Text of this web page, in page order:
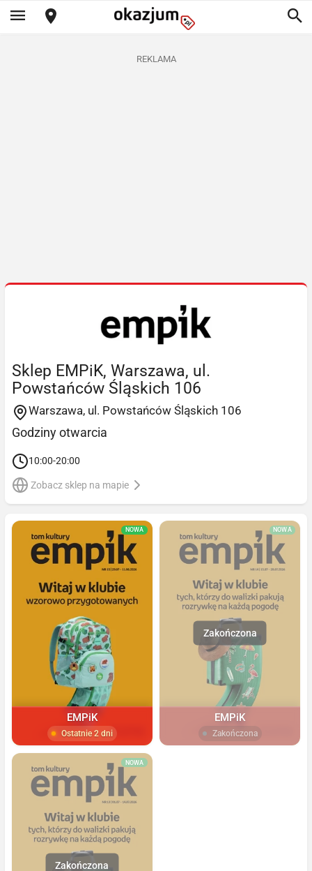
REKLAMA
Sklep EMPiK, Warszawa, ul.
Powstańców Śląskich 106
Warszawa, ul. Powstańców Śląskich 106
Godziny otwarcia
10:00-20:00
Zobacz sklep na mapie
NOWA
EMPiK
Ostatnie 2 dni
NOWA
EMPiK
Zakończona
NOWA